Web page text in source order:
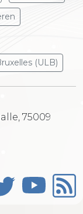
(ULB)
75009